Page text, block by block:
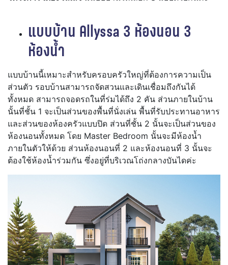
แบบบ้าน Allyssa3 ห้องนอน 3
ห้องน้ำ
แบบบ้านนี้เหมาะสำหรับครอบครัวใหญ่ที่ต้องการความเป็น
ส่วนตัว รอบบ้านสามารถจัดสวนและเดินเชื่อมถึงกันได้
ทั้งหมด สามารถจอดรถในที่ร่มได้ถึง 2 คัน ส่วนภายในบ้าน
นั้นที่ชั้น 1 จะเป็นส่วนของพื้นที่นั่งเล่น พื้นที่รับประทานอาหาร
และส่วนของห้องครัวแบบปิด ส่วนที่ชั้น 2 นั้นจะเป็นส่วนของ
ห้องนอนทั้งหมด โดย Master Bedroom นั้นจะมีห้องน้ำ
ภายในตัวให้ด้วย ส่วนห้องนอนที่ 2 และห้องนอนที่ 3 นั้นจะ
ต้องใช้ห้องน้ำร่วมกัน ซึ่งอยู่ที่บริเวณโถ่งกลางบันไดค่ะ